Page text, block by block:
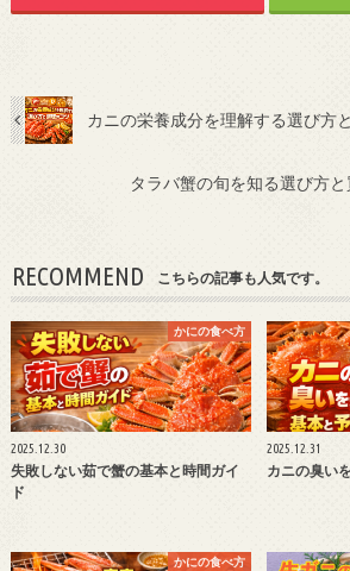
カニの栄養成分を理解する選び方
タラバ蟹の旬を知る選び方
RECOMMEND こちらの記事も人気です。
かにの食べ方
2025.12.30
失敗しない茹で蟹の基本と時間ガイ
ド
2025.12.31
カニの臭い
かにの食べ方